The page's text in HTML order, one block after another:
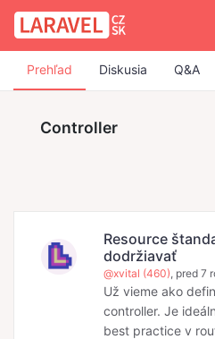
Prehľad Diskusia Q&A
Controller
Resource
dodržiavať
@xvital (460), pred 7
Už vieme ako
controller. Je
best practice v